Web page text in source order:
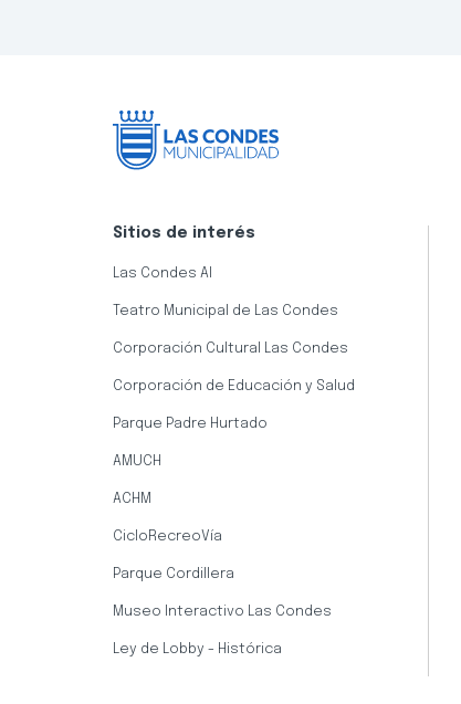
Sitios de interés
Las Condes AI
Teatro Municipal de Las Condes
Corporación Cultural Las Condes
Corporación de Educación y Salud
Parque Padre Hurtado
AMUCH
ACHM
CicloRecreoVía
Parque Cordillera
Museo Interactivo Las Condes
Ley de Lobby - Histórica